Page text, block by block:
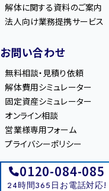
0120-084-085
24時間365日お電話対応!
解体に関する資料のご案内
法人向け業務提携サービス
お問い合わせ
無料相談・見積り依頼
解体費用シミュレーター
固定資産シミュレーター
オンライン相談
営業様専用フォーム
プライバシーポリシー
アスベスト対策対応エリ